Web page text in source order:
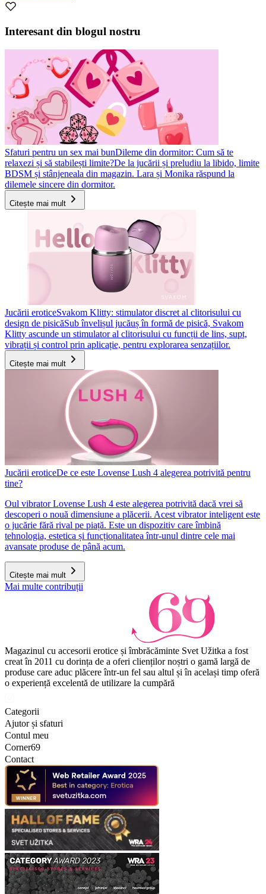
Interesant din blogul nostru
Sfaturi pentru un sex mai bunDileme din dormitor: Cum să te
relaxezi și să stabilești limite?De la jucării și preludiu la libido, limite
BDSM și stânjeneala din magazin. Lara și Monika răspund la
dilemele sincere din dormitor.
Citește mai mult
Jucării eroticeSvakom Klitty: stimulator discret al clitorisului cu
design de pisicăSub învelișul jucăuș în formă de pisică, Svakom
Klitty ascunde un stimulator al clitorisului cu funcții de lins, supt,
vibrații și control prin aplicație, pentru explorarea senzațiilor.
Citește mai mult
Jucării eroticeDe ce este Lovense Lush 4 alegerea potrivită pentru
tine?
Oul vibrator Lovense Lush 4 este alegerea potrivită dacă vrei să
descoperi o nouă dimensiune a plăcerii. Acest vibrator inteligent este
o jucărie fără rival pe piață. Este un dispozitiv care îmbină
tehnologia, estetica și funcționalitatea într-unul dintre cele mai
avansate produse de până acum.
Citește mai mult
Mai multe contribuții
Magazinul cu accesorii erotice și îmbrăcăminte Svet Užitka a fost
creat în 2011 cu dorința de a oferi clienților noștri o gamă largă de
produse care aduc plăcere într-un fel sau altul și în același timp oferă
o experiență excelentă de utilizare la cumpără
Categorii
Ajutor și sfaturi
Contul meu
Corner69
Contact